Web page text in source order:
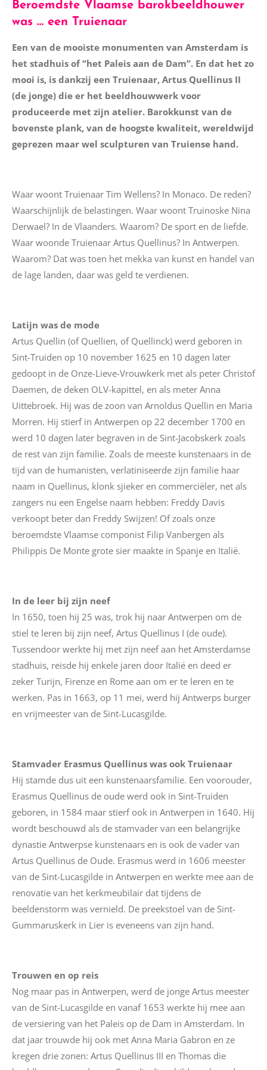
Beroemdste Vlaamse barokbeeldhouwer
was … een Truienaar
Een van de mooiste monumenten van Amsterdam is
het stadhuis of “het Paleis aan de Dam”. En dat het zo
mooi is, is dankzij een Truienaar, Artus Quellinus II
(de jonge) die er het beeldhouwwerk voor
produceerde met zijn atelier. Barokkunst van de
bovenste plank, van de hoogste kwaliteit, wereldwijd
geprezen maar wel sculpturen van Truiense hand.
Waar woont Truienaar Tim Wellens? In Monaco. De reden?
Waarschijnlijk de belastingen. Waar woont Truinoske Nina
Derwael? In de Vlaanders. Waarom? De sport en de liefde.
Waar woonde Truienaar Artus Quellinus? In Antwerpen.
Waarom? Dat was toen het mekka van kunst en handel van
de lage landen, daar was geld te verdienen.
Latijn was de mode
Artus Quellin (of Quellien, of Quellinck) werd geboren in
Sint-Truiden op 10 november 1625 en 10 dagen later
gedoopt in de Onze-Lieve-Vrouwkerk met als peter Christof
Daemen, de deken OLV-kapittel, en als meter Anna
Uittebroek. Hij was de zoon van Arnoldus Quellin en Maria
Morren. Hij stierf in Antwerpen op 22 december 1700 en
werd 10 dagen later begraven in de Sint-Jacobskerk zoals
de rest van zijn familie. Zoals de meeste kunstenaars in de
tijd van de humanisten, verlatiniseerde zijn familie haar
naam in Quellinus, klonk sjieker en commerciëler, net als
zangers nu een Engelse naam hebben: Freddy Davis
verkoopt beter dan Freddy Swijzen! Of zoals onze
beroemdste Vlaamse componist Filip Vanbergen als
Philippis De Monte grote sier maakte in Spanje en Italië.
In de leer bij zijn neef
In 1650, toen hij 25 was, trok hij naar Antwerpen om de
stiel te leren bij zijn neef, Artus Quellinus I (de oude).
Tussendoor werkte hij met zijn neef aan het Amsterdamse
stadhuis, reisde hij enkele jaren door Italië en deed er
zeker Turijn, Firenze en Rome aan om er te leren en te
werken. Pas in 1663, op 11 mei, werd hij Antwerps burger
en vrijmeester van de Sint-Lucasgilde.
Stamvader Erasmus Quellinus was ook Truienaar
Hij stamde dus uit een kunstenaarsfamilie. Een voorouder,
Erasmus Quellinus de oude werd ook in Sint-Truiden
geboren, in 1584 maar stierf ook in Antwerpen in 1640. Hij
wordt beschouwd als de stamvader van een belangrijke
dynastie Antwerpse kunstenaars en is ook de vader van
Artus Quellinus de Oude. Erasmus werd in 1606 meester
van de Sint-Lucasgilde in Antwerpen en werkte mee aan de
renovatie van het kerkmeubilair dat tijdens de
beeldenstorm was vernield. De preekstoel van de Sint-
Gummaruskerk in Lier is eveneens van zijn hand.
Trouwen en op reis
Nog maar pas in Antwerpen, werd de jonge Artus meester
van de Sint-Lucasgilde en vanaf 1653 werkte hij mee aan
de versiering van het Paleis op de Dam in Amsterdam. In
dat jaar trouwde hij ook met Anna Maria Gabron en ze
kregen drie zonen: Artus Quellinus III en Thomas die